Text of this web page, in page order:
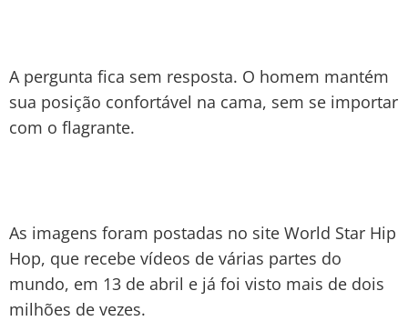
A pergunta fica sem resposta. O homem mantém
sua posição confortável na cama, sem se importar
com o flagrante.
As imagens foram postadas no site World Star Hip
Hop, que recebe vídeos de várias partes do
mundo, em 13 de abril e já foi visto mais de dois
milhões de vezes.